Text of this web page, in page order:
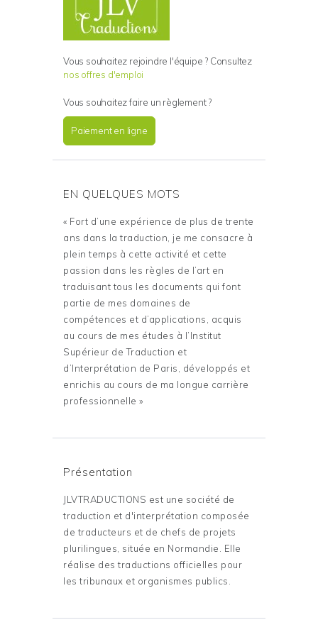
Vous souhaitez rejoindre l'équipe ? Consultez
nos offres d'emploi
Vous souhaitez faire un règlement ?
Paiement en ligne
EN QUELQUES MOTS
« Fort d’une expérience de plus de trente
ans dans la traduction, je me consacre à
plein temps à cette activité et cette
passion dans les règles de l’art en
traduisant tous les documents qui font
partie de mes domaines de
compétences et d’applications, acquis
au cours de mes études à l’Institut
Supérieur de Traduction et
d’Interprétation de Paris, développés et
enrichis au cours de ma longue carrière
professionnelle »
Présentation
JLVTRADUCTIONS est une société de
traduction et d'interprétation composée
de traducteurs et de chefs de projets
plurilingues, située en Normandie. Elle
réalise des traductions officielles pour
les tribunaux et organismes publics.